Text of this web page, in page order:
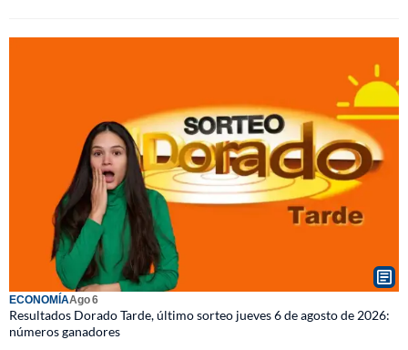
ECONOMÍAAgo 6
Resultados Dorado Tarde, último sorteo jueves 6 de agosto de 2026:
números ganadores